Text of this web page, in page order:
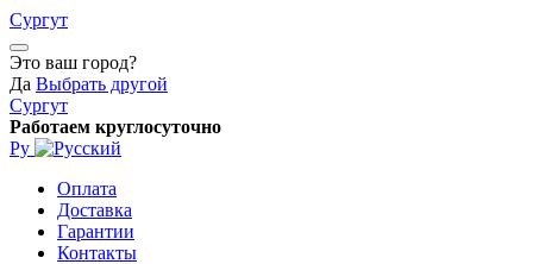
Сургут
Это ваш город?
Да Выбрать другой
Сургут
Работаем круглосуточно
Ру
Оплата
Доставка
Гарантии
Контакты